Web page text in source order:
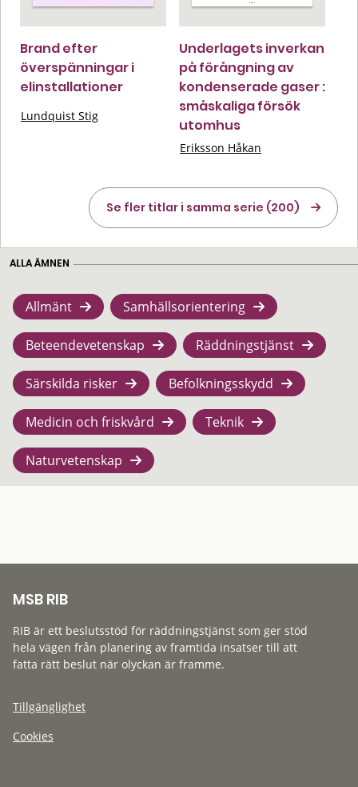
Brand efter
överspänningar i
elinstallationer
Lundquist Stig
Underlagets inverkan
på förångning av
kondenserade gaser :
småskaliga försök
utomhus
Eriksson Håkan
Se fler titlar i samma serie (200)
ALLA ÄMNEN
Allmänt Samhällsorientering
Beteendevetenskap Räddningstjänst
Särskilda risker Befolkningsskydd
Medicin och friskvård Teknik
Naturvetenskap
MSB RIB
RIB är ett beslutsstöd för räddningstjänst som ger stöd
hela vägen från planering av framtida insatser till att
fatta rätt beslut när olyckan är framme.
Tillgänglighet
Cookies